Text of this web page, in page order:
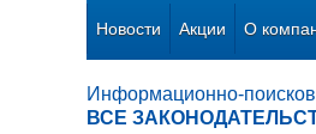
Новости Акции О
Информационно-
ВСЕ